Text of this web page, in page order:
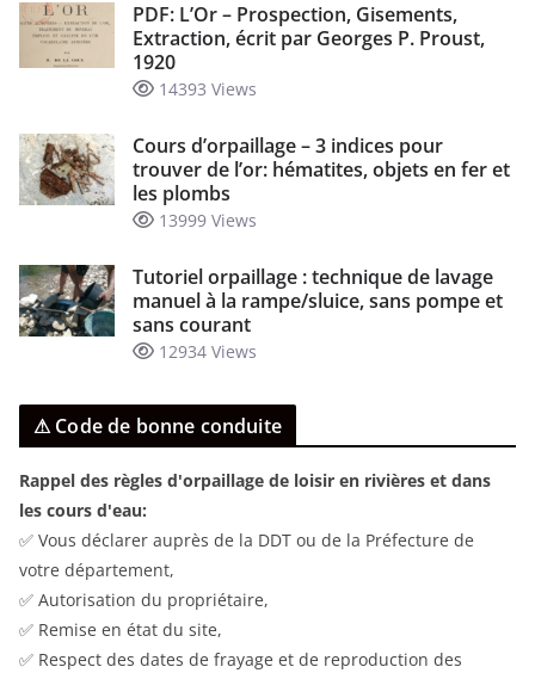
PDF: L’Or – Prospection, Gisements,
Extraction, écrit par Georges P. Proust,
1920
14393 Views
Cours d’orpaillage – 3 indices pour
trouver de l’or: hématites, objets en fer et
les plombs
13999 Views
Tutoriel orpaillage : technique de lavage
manuel à la rampe/sluice, sans pompe et
sans courant
12934 Views
⚠ Code de bonne conduite
Rappel des règles d'orpaillage de loisir en rivières et dans
les cours d'eau:
✅ Vous déclarer auprès de la DDT ou de la Préfecture de
votre département,
✅ Autorisation du propriétaire,
✅ Remise en état du site,
✅ Respect des dates de frayage et de reproduction des